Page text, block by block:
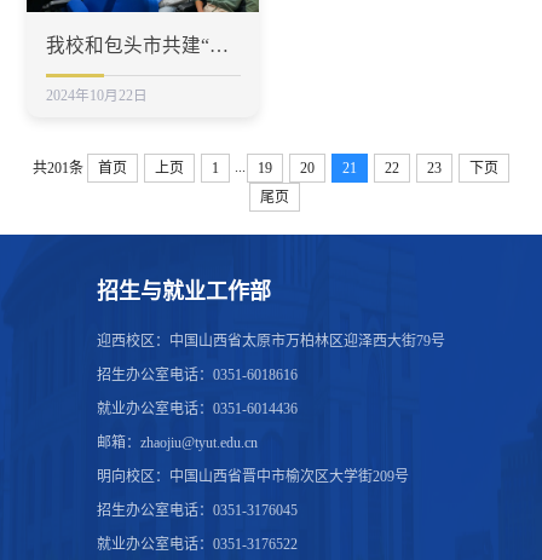
我校和包头市共建“招才引智工作站”
2024年10月22日
共201条 首页 上页 1 19 20 21 22 23
下页
尾页
招生与就业工作部
迎西校区：中国山西省太原市万柏林区迎泽西大街79号
招生办公室电话：0351-6018616
就业办公室电话：0351-6014436
邮箱：zhaojiu@tyut.edu.cn
明向校区：中国山西省晋中市榆次区大学街209号
招生办公室电话：0351-3176045
就业办公室电话：0351-3176522